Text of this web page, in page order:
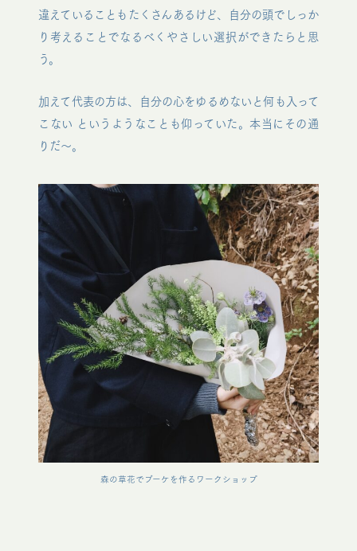
違えていることもたくさんあるけど、自分の頭でしっか
り考えることでなるべくやさしい選択ができたらと思
う。
加えて代表の方は、自分の心をゆるめないと何も入って
こない というようなことも仰っていた。本当にその通
りだ〜。
森の草花でブーケを作るワークショップ